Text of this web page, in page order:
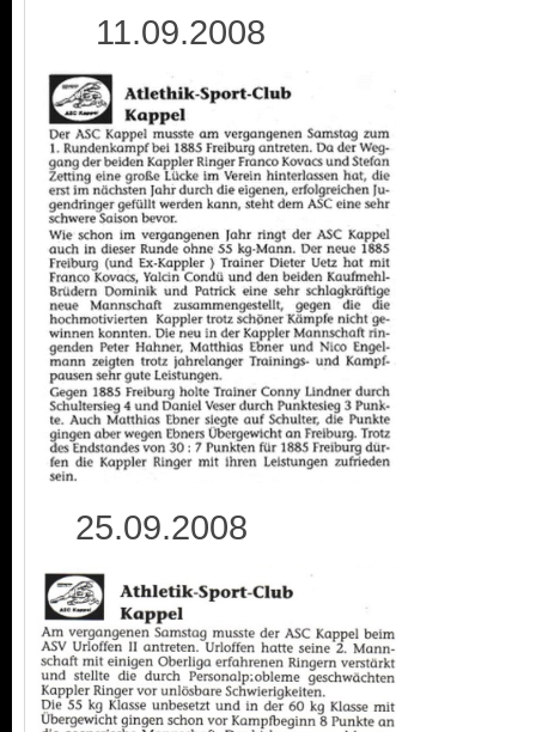
11.09.2008
25.09.2008